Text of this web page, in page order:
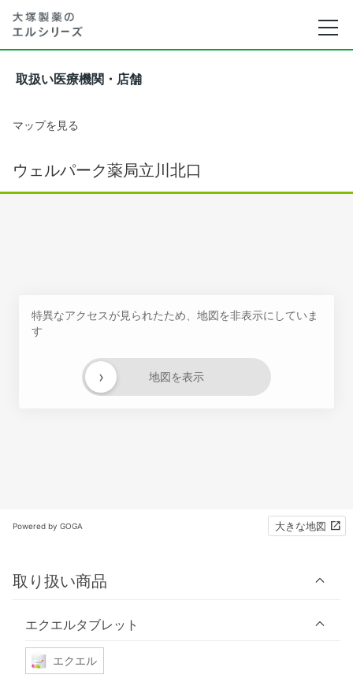
取扱い医療機関・店舗
マップを見る
ウェルパーク薬局立川北口
特異なアクセスが見られたため、地図を非表示にしていま
す
地図を表示
›
Powered by GOGA 大きな地図
取り扱い商品
エクエルタブレット
エクエル